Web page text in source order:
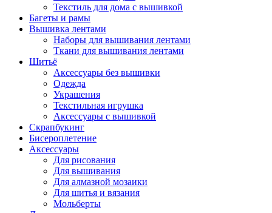
Текстиль для дома с вышивкой
Багеты и рамы
Вышивка лентами
Наборы для вышивания лентами
Ткани для вышивания лентами
Шитьё
Аксессуары без вышивки
Одежда
Украшения
Текстильная игрушка
Аксессуары с вышивкой
Скрапбукинг
Бисероплетение
Аксессуары
Для рисования
Для вышивания
Для алмазной мозаики
Для шитья и вязания
Мольберты